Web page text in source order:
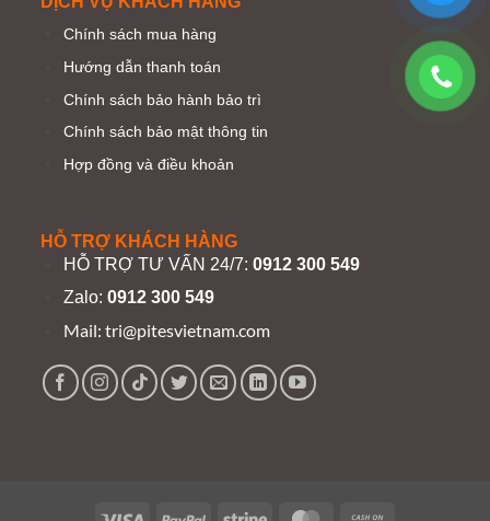
Chính sách mua hàng
Hướng dẫn thanh toán
Chính sách bảo hành bảo trì
Chính sách bảo mật thông tin
Hợp đồng và điều khoản
HỖ TRỢ KHÁCH HÀNG
HỖ TRỢ TƯ VẤN 24/7:0912 300 549
Zalo:0912 300 549
Mail:tri@pitesvietnam.com